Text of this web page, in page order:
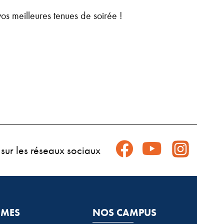
meilleures tenues de soirée !
les réseaux sociaux
NOS CAMPUS